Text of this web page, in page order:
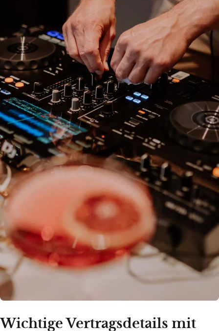
Wichtige Vertragsdetails mit